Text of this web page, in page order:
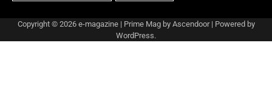
Copyright © 2026 e-magazine| Prime Mag by Ascendoor| Powered by
WordPress.